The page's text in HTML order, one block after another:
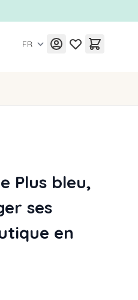
FR
Plus bleu,
ses
en